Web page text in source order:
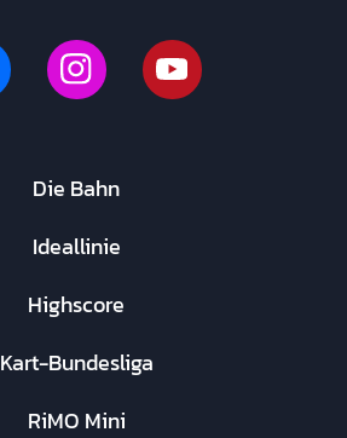
Die Bahn
Ideallinie
Highscore
Kart-Bundesliga
RiMO Mini